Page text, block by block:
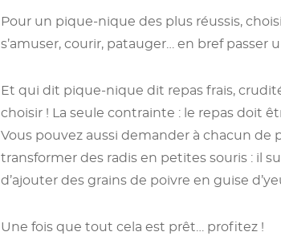
Pour un pique-nique des plus réussis,
s’amuser, courir, patauger… en bref passer
Et qui dit pique-nique dit repas frais,
choisir ! La seule contrainte : le repas doit
Vous pouvez aussi demander à chacun
transformer des radis en petites souris : il
d’ajouter des grains de poivre en guise
Une fois que tout cela est prêt… profitez !